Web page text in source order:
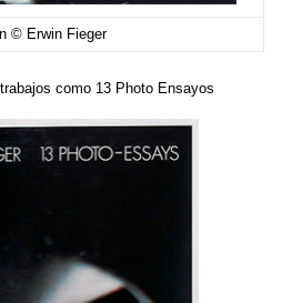
© Erwin Fieger
como 13 Photo Ensayos